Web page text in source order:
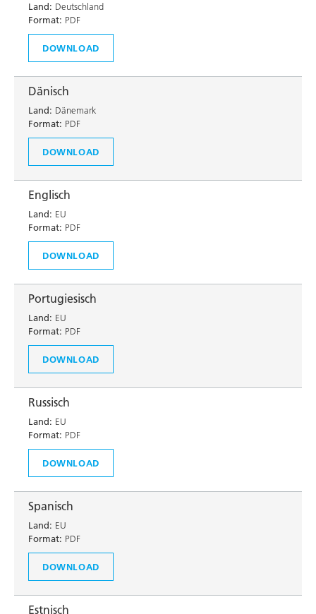
Land: Deutschland
Format: PDF
DOWNLOAD
Dänisch
Land: Dänemark
Format: PDF
DOWNLOAD
Englisch
Land: EU
Format: PDF
DOWNLOAD
Portugiesisch
Land: EU
Format: PDF
DOWNLOAD
Russisch
Land: EU
Format: PDF
DOWNLOAD
Spanisch
Land: EU
Format: PDF
DOWNLOAD
Estnisch